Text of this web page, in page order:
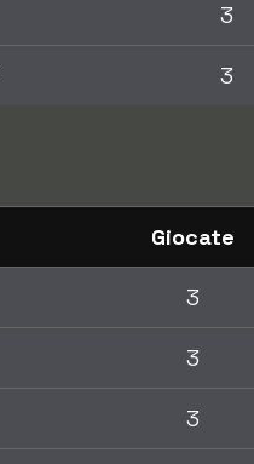
3
3
Giocate
3
3
3